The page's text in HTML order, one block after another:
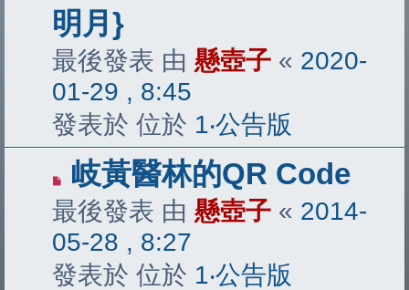
明月}
最後發表 由 懸壺子 « 2020-
01-29 , 8:45
發表於 位於 1‧公告版
岐黃醫林的QR Code
最後發表 由 懸壺子 « 2014-
05-28 , 8:27
發表於 位於 1‧公告版